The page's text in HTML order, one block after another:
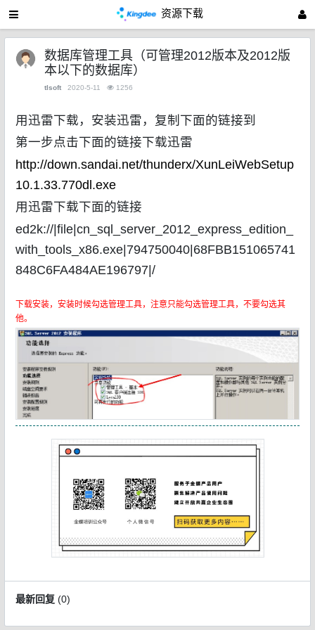
资源下载
数据库管理工具（可管理2012版本及2012版
本以下的数据库）
tlsoft 2020-5-11 1256
用迅雷下载，安装迅雷，复制下面的链接到
第一步点击下面的链接下载迅雷
http://down.sandai.net/thunderx/XunLeiWebSetup
10.1.33.770dl.exe
用迅雷下载下面的链接
ed2k://|file|cn_sql_server_2012_express_edition_
with_tools_x86.exe|794750040|68FBB151065741
848C6FA484AE196797|/
下载安装，安装时候勾选管理工具，注意只能勾选管理工具，不要勾选其
他。
最新回复 (0)